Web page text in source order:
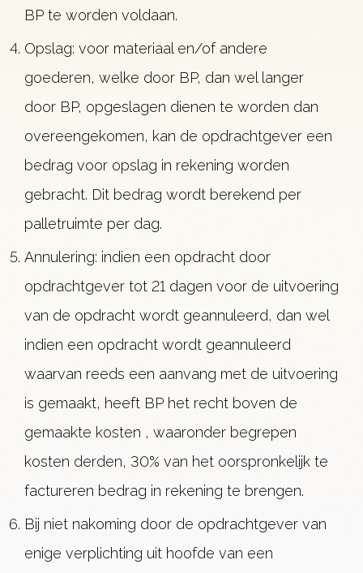
BP te worden voldaan.
Opslag: voor materiaal en/of andere
goederen, welke door BP, dan wel langer
door BP, opgeslagen dienen te worden dan
overeengekomen, kan de opdrachtgever een
bedrag voor opslag in rekening worden
gebracht. Dit bedrag wordt berekend per
palletruimte per dag.
Annulering: indien een opdracht door
opdrachtgever tot 21 dagen voor de uitvoering
van de opdracht wordt geannuleerd, dan wel
indien een opdracht wordt geannuleerd
waarvan reeds een aanvang met de uitvoering
is gemaakt, heeft BP het recht boven de
gemaakte kosten , waaronder begrepen
kosten derden, 30% van het oorspronkelijk te
factureren bedrag in rekening te brengen.
Bij niet nakoming door de opdrachtgever van
enige verplichting uit hoofde van een